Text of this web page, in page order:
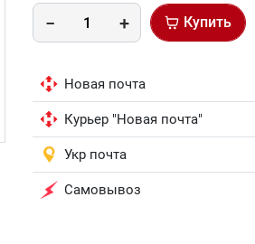
Купить
Новая почта
Курьер "Новая почта"
Укр почта
Самовывоз